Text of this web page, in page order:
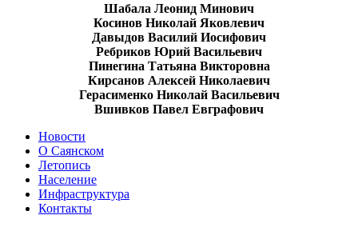
Шабала Леонид Минович
Косинов Николай Яковлевич
Давыдов Василий Иосифович
Ребриков Юрий Васильевич
Пинегина Татьяна Викторовна
Кирсанов Алексей Николаевич
Герасименко Николай Васильевич
Вшивков Павел Евграфович
Новости
О Саянском
Летопись
Население
Инфраструктура
Контакты